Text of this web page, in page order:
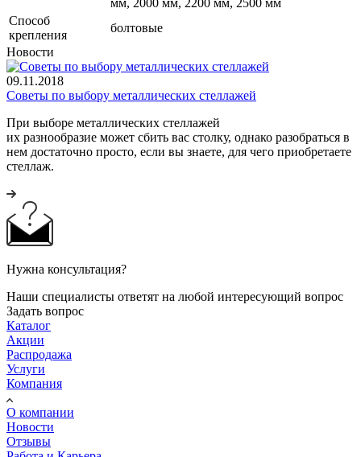
Cпособ
крепления
болтовые
Новости
09.11.2018
Советы по выбору металлических стеллажей
При выборе металлических стеллажей
их разнообразие может сбить вас столку, однако разобраться в
нем достаточно просто, если вы знаете, для чего приобретаете
стеллаж.
Нужна консультация?
Наши специалисты ответят на любой интересующий вопрос
Задать вопрос
Каталог
Акции
Распродажа
Услуги
Компания
О компании
Новости
Отзывы